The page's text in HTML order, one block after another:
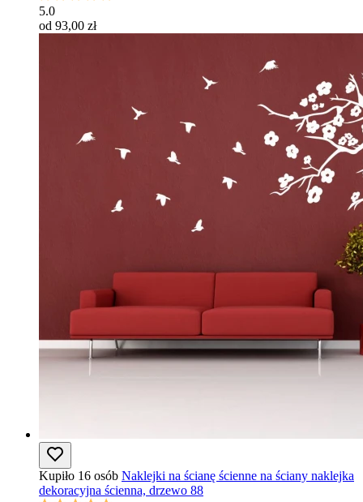
5.0
od 93,00 zł
Kupiło 16 osób Naklejki na ścianę ścienne na ściany naklejka
dekoracyjna ścienna, drzewo 88